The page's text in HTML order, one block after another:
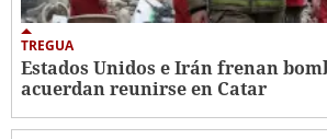
TREGUA
Estados Unidos e Irán frenan
acuerdan reunirse en Catar